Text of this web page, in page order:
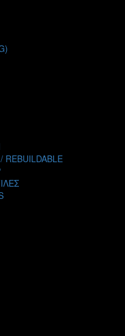
REBUILDABLE